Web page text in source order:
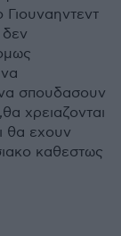
Γιουναηντεντ
δεν
να σπουδασουν
χρειαζονται
θα εχουν
καθεστως